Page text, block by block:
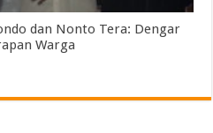
dan Nonto Tera: Dengar
Warga